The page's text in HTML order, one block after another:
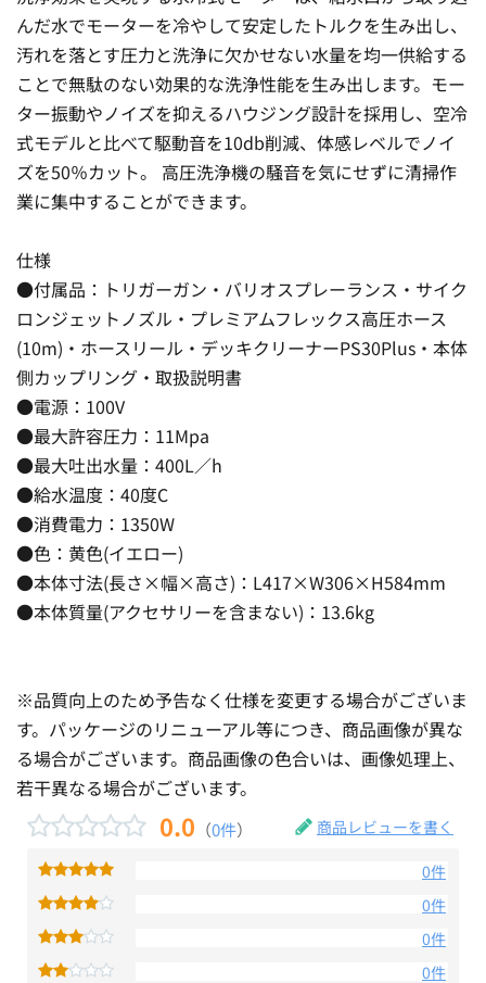
んだ水でモーターを冷やして安定したトルクを生み出し、
汚れを落とす圧力と洗浄に欠かせない水量を均一供給する
ことで無駄のない効果的な洗浄性能を生み出します。モー
ター振動やノイズを抑えるハウジング設計を採用し、空冷
式モデルと比べて駆動音を10db削減、体感レベルでノイ
ズを50％カット。 高圧洗浄機の騒音を気にせずに清掃作
業に集中することができます。
仕様
●付属品：トリガーガン・バリオスプレーランス・サイク
ロンジェットノズル・プレミアムフレックス高圧ホース
(10m)・ホースリール・デッキクリーナーPS30Plus・本体
側カップリング・取扱説明書
●電源：100V
●最大許容圧力：11Mpa
●最大吐出水量：400L／h
●給水温度：40度C
●消費電力：1350W
●色：黄色(イエロー)
●本体寸法(長さ×幅×高さ)：L417×W306×H584mm
●本体質量(アクセサリーを含まない)：13.6kg
※品質向上のため予告なく仕様を変更する場合がございま
す。パッケージのリニューアル等につき、商品画像が異な
る場合がございます。商品画像の色合いは、画像処理上、
若干異なる場合がございます。
0.0 （0件） 商品レビューを書く
0件
0件
0件
0件